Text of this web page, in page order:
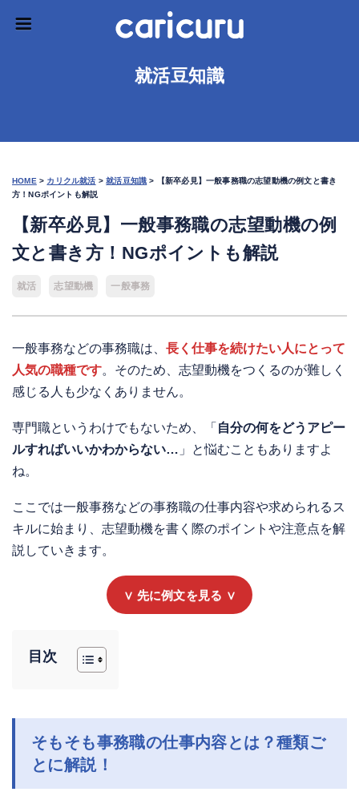
就活豆知識
HOME > カリクル就活 >就活豆知識 >
【新卒必見】一般事務職の志望動機の例文と書き
方！NGポイントも解説
【新卒必見】一般事務職の志望動機の例
文と書き方！NGポイントも解説
就活 志望動機 一般事務
一般事務などの事務職は、 長く仕事を続けたい人にとって
人気の職種です。そのため、志望動機をつくるのが難しく
感じる人も少なくありません。
専門職というわけでもないため、「 自分の何をどうアピー
ルすればいいかわからない… 」と悩むこともありますよ
ね。
ここでは一般事務などの事務職の仕事内容や求められるス
キルに始まり、志望動機を書く際のポイントや注意点を解
説していきます。
∨ 先に例文を見る ∨
目次
そもそも事務職の仕事内容とは？種類ご
とに解説！